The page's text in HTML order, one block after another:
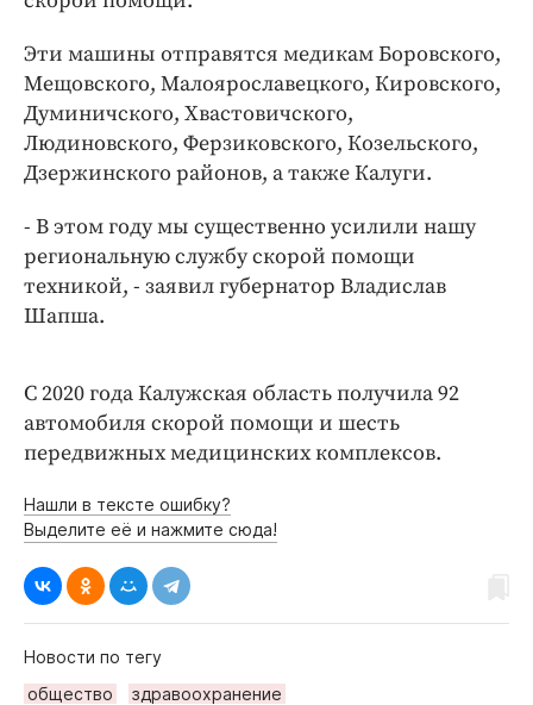
Медиаперсона
Клиника года
Бренд года
Работодатель года
Эти машины отправятся медикам Боровского,
Мещовского, Малоярославецкого, Кировского,
Думиничского, Хвастовичского,
Людиновского, Ферзиковского, Козельского,
Дзержинского районов, а также Калуги.
- В этом году мы существенно усилили нашу
региональную службу скорой помощи
техникой, - заявил губернатор Владислав
Шапша.
С 2020 года Калужская область получила 92
автомобиля скорой помощи и шесть
передвижных медицинских комплексов.
Нашли в тексте ошибку?
Выделите её и нажмите сюда!
Новости по тегу
общество
здравоохранение